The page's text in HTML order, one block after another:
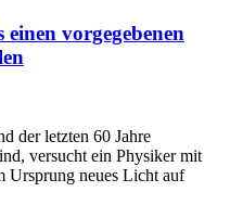
vorgegebenen
der letzten 60 Jahre
versucht ein Physiker mit
Ursprung neues Licht auf